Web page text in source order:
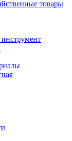
товары